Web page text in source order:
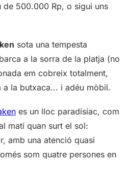
de 500.000 Rp, o sigui uns
sota una tempesta
a la sorra de la platja (no
em cobreix totalment,
la butxaca... i adéu mòbil.
es un lloc paradisíac, com
matí quan surt el sol:
amb una atenció quasi
som quatre persones en